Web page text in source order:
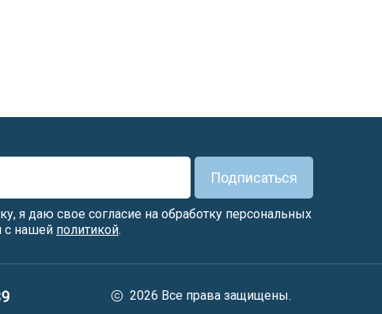
Подписаться
я даю свое согласие на обработку персональных
с нашей политикой.
2026 Все права защищены.